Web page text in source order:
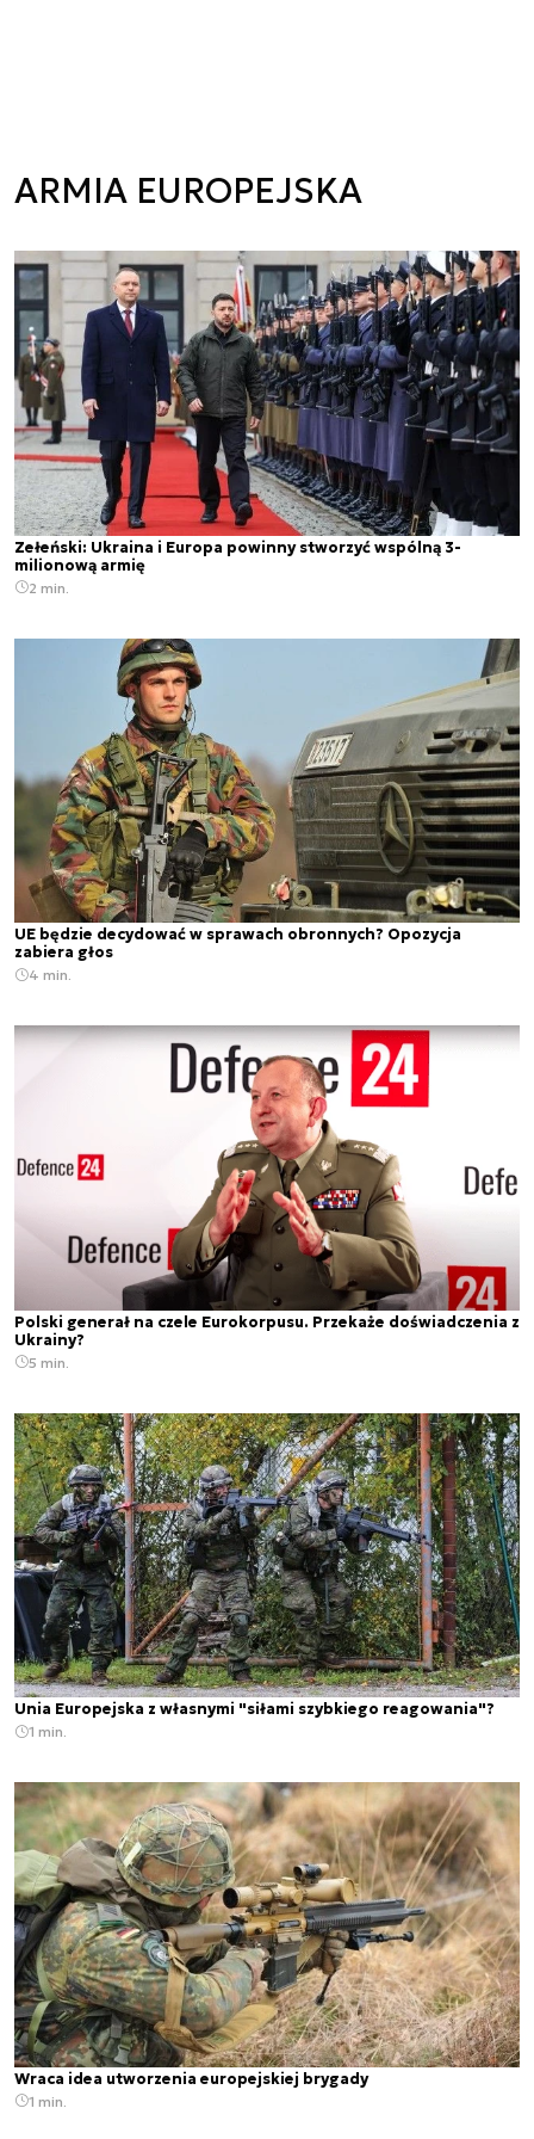
ARMIA EUROPEJSKA
Zełeński: Ukraina i Europa powinny stworzyć wspólną 3-
milionową armię
2 min.
UE będzie decydować w sprawach obronnych? Opozycja
zabiera głos
4 min.
Polski generał na czele Eurokorpusu. Przekaże doświadczenia z
Ukrainy?
5 min.
Unia Europejska z własnymi "siłami szybkiego reagowania"?
1 min.
Wraca idea utworzenia europejskiej brygady
1 min.